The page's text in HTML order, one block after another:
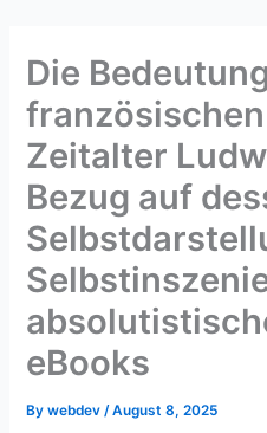
contentDie
Zeitalter
Bezug auf
eBooks
Bywebdev /August 8, 2025